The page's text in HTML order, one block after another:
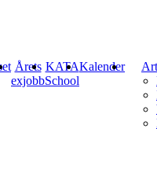
Årets
exjobb
KATA
School
Kalender